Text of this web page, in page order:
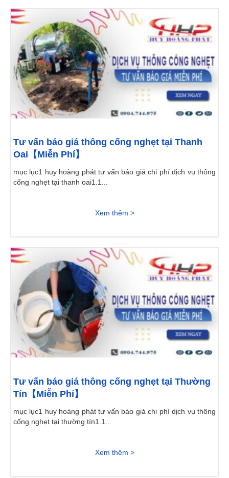
Tư vấn báo giá thông cống nghẹt tại Thanh
Oai【Miễn Phí】
mục lục1 huy hoàng phát tư vấn báo giá chi phí dịch vụ thông
cống nghẹt tại thanh oai1.1...
Xem thêm >
Tư vấn báo giá thông cống nghẹt tại Thường
Tín【Miễn Phí】
mục lục1 huy hoàng phát tư vấn báo giá chi phí dịch vụ thông
cống nghẹt tại thường tín1.1...
Xem thêm >